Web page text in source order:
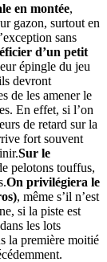
en montée,
gazon, surtout en
sans
d’un petit
épingle du jeu
devront
de les amener le
En effet, si l’on
de retard sur la
fort souvent
Sur le
pelotons touffus,
On privilégiera le
, même s’il n’est
si la piste est
les lots
la première moitié